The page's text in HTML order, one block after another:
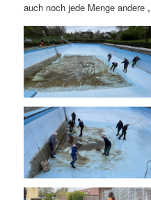
auch noch jede Menge andere